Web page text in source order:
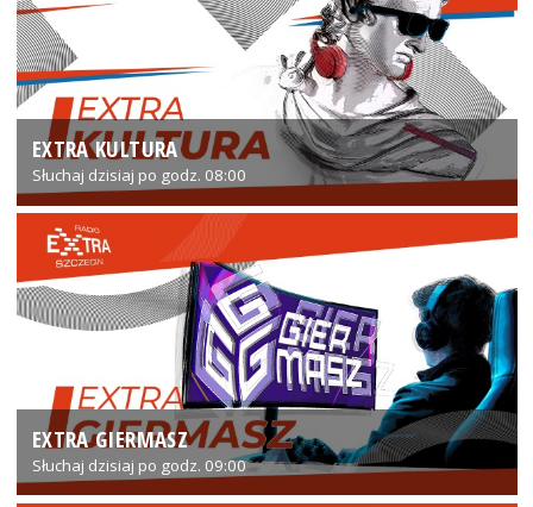
EXTRA KULTURA
Słuchaj dzisiaj po godz. 08:00
EXTRA GIERMASZ
Słuchaj dzisiaj po godz. 09:00